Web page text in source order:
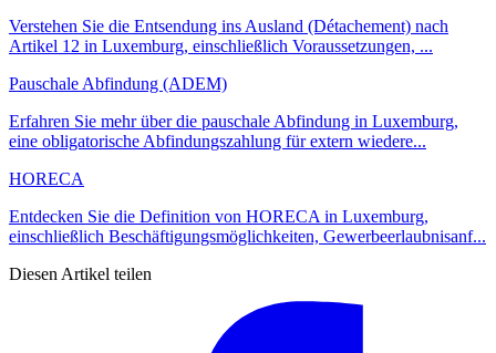
Verstehen Sie die Entsendung ins Ausland (Détachement) nach
Artikel 12 in Luxemburg, einschließlich Voraussetzungen, ...
Pauschale Abfindung (ADEM)
Erfahren Sie mehr über die pauschale Abfindung in Luxemburg,
eine obligatorische Abfindungszahlung für extern wiedere...
HORECA
Entdecken Sie die Definition von HORECA in Luxemburg,
einschließlich Beschäftigungsmöglichkeiten, Gewerbeerlaubnisanf...
Diesen Artikel teilen